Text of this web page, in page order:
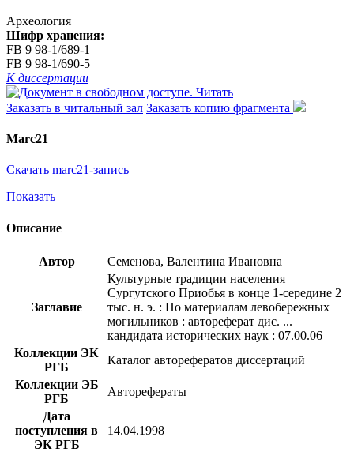
Археология
Шифр хранения:
FB 9 98-1/689-1
FB 9 98-1/690-5
К диссертации
Читать
Заказать в читальный зал Заказать копию фрагмента
Marc21
Скачать marc21-запись
Показать
Описание
Автор Семенова, Валентина Ивановна
Заглавие
Культурные традиции населения
Сургутского Приобья в конце 1-середине 2
тыс. н. э. : По материалам левобережных
могильников : автореферат дис. ...
кандидата исторических наук : 07.00.06
Коллекции ЭК
РГБ
Каталог авторефератов диссертаций
Коллекции ЭБ
РГБ
Авторефераты
Дата
поступления в
ЭК РГБ
14.04.1998